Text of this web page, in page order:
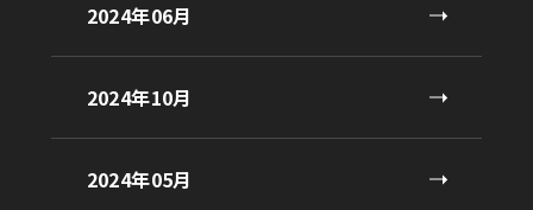
2024年06月
2024年10月
2024年05月